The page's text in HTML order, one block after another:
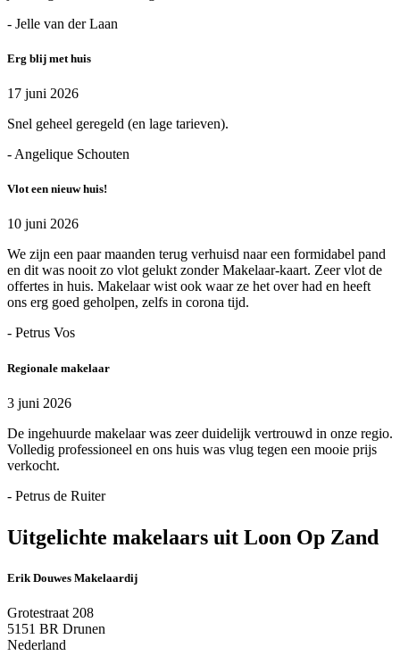
- Jelle van der Laan
Erg blij met huis
17 juni 2026
Snel geheel geregeld (en lage tarieven).
- Angelique Schouten
Vlot een nieuw huis!
10 juni 2026
We zijn een paar maanden terug verhuisd naar een formidabel pand
en dit was nooit zo vlot gelukt zonder Makelaar-kaart. Zeer vlot de
offertes in huis. Makelaar wist ook waar ze het over had en heeft
ons erg goed geholpen, zelfs in corona tijd.
- Petrus Vos
Regionale makelaar
3 juni 2026
De ingehuurde makelaar was zeer duidelijk vertrouwd in onze regio.
Volledig professioneel en ons huis was vlug tegen een mooie prijs
verkocht.
- Petrus de Ruiter
Uitgelichte makelaars uit Loon Op Zand
Erik Douwes Makelaardij
Grotestraat 208
5151 BR Drunen
Nederland